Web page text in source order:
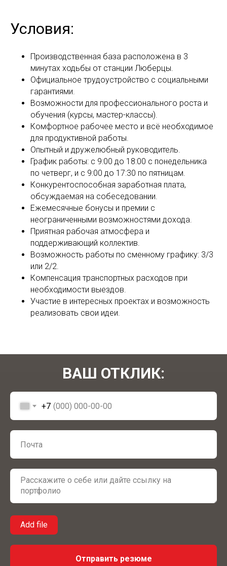
Условия:
Производственная база расположена в 3
минутах ходьбы от станции Люберцы.
Официальное трудоустройство с социальными
гарантиями.
Возможности для профессионального роста и
обучения (курсы, мастер-классы).
Комфортное рабочее место и всё необходимое
для продуктивной работы.
Опытный и дружелюбный руководитель.
График работы: с 9:00 до 18:00 с понедельника
по четверг, и с 9:00 до 17:30 по пятницам.
Конкурентоспособная заработная плата,
обсуждаемая на собеседовании.
Ежемесячные бонусы и премии с
неограниченными возможностями дохода.
Приятная рабочая атмосфера и
поддерживающий коллектив.
Возможность работы по сменному графику: 3/3
или 2/2.
Компенсация транспортных расходов при
необходимости выездов.
Участие в интересных проектах и возможность
реализовать свои идеи.
ВАШ ОТКЛИК:
+7
Add file
Отправить резюме